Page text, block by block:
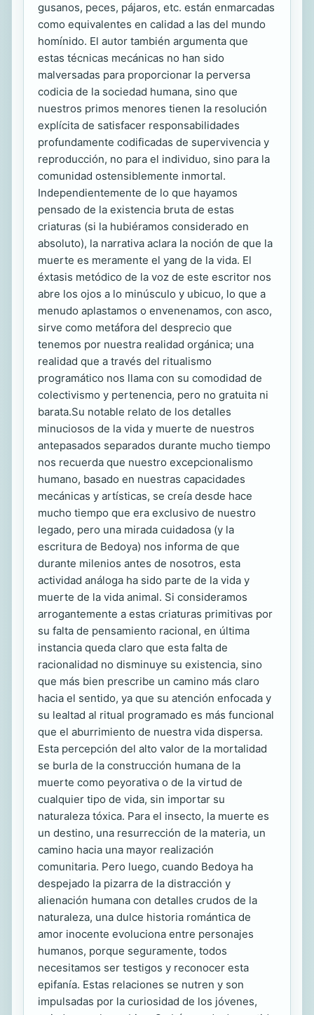
gusanos, peces, pájaros, etc. están enmarcadas
como equivalentes en calidad a las del mundo
homínido. El autor también argumenta que
estas técnicas mecánicas no han sido
malversadas para proporcionar la perversa
codicia de la sociedad humana, sino que
nuestros primos menores tienen la resolución
explícita de satisfacer responsabilidades
profundamente codificadas de supervivencia y
reproducción, no para el individuo, sino para la
comunidad ostensiblemente inmortal.
Independientemente de lo que hayamos
pensado de la existencia bruta de estas
criaturas (si la hubiéramos considerado en
absoluto), la narrativa aclara la noción de que la
muerte es meramente el yang de la vida. El
éxtasis metódico de la voz de este escritor nos
abre los ojos a lo minúsculo y ubicuo, lo que a
menudo aplastamos o envenenamos, con asco,
sirve como metáfora del desprecio que
tenemos por nuestra realidad orgánica; una
realidad que a través del ritualismo
programático nos llama con su comodidad de
colectivismo y pertenencia, pero no gratuita ni
barata.Su notable relato de los detalles
minuciosos de la vida y muerte de nuestros
antepasados separados durante mucho tiempo
nos recuerda que nuestro excepcionalismo
humano, basado en nuestras capacidades
mecánicas y artísticas, se creía desde hace
mucho tiempo que era exclusivo de nuestro
legado, pero una mirada cuidadosa (y la
escritura de Bedoya) nos informa de que
durante milenios antes de nosotros, esta
actividad análoga ha sido parte de la vida y
muerte de la vida animal. Si consideramos
arrogantemente a estas criaturas primitivas por
su falta de pensamiento racional, en última
instancia queda claro que esta falta de
racionalidad no disminuye su existencia, sino
que más bien prescribe un camino más claro
hacia el sentido, ya que su atención enfocada y
su lealtad al ritual programado es más funcional
que el aburrimiento de nuestra vida dispersa.
Esta percepción del alto valor de la mortalidad
se burla de la construcción humana de la
muerte como peyorativa o de la virtud de
cualquier tipo de vida, sin importar su
naturaleza tóxica. Para el insecto, la muerte es
un destino, una resurrección de la materia, un
camino hacia una mayor realización
comunitaria. Pero luego, cuando Bedoya ha
despejado la pizarra de la distracción y
alienación humana con detalles crudos de la
naturaleza, una dulce historia romántica de
amor inocente evoluciona entre personajes
humanos, porque seguramente, todos
necesitamos ser testigos y reconocer esta
epifanía. Estas relaciones se nutren y son
impulsadas por la curiosidad de los jóvenes,